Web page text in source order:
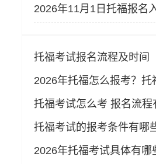
2026年11月1日托福报名
托福考试报名流程及时间
2026年托福怎么报考？托
托福考试怎么考 报名流程
托福考试的报考条件有哪
2026年托福考试具体有哪